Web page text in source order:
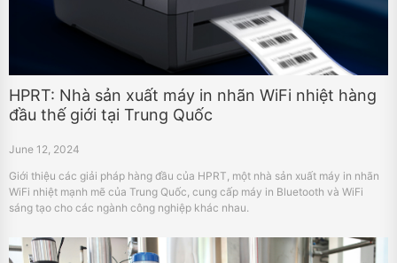
HPRT: Nhà sản xuất máy in nhãn WiFi nhiệt hàng
đầu thế giới tại Trung Quốc
June 12, 2024
Giới thiệu các giải pháp hàng đầu của HPRT, một nhà sản xuất máy in nhãn
WiFi nhiệt mạnh mẽ của Trung Quốc, cung cấp máy in Bluetooth và WiFi
sáng tạo cho các ngành công nghiệp khác nhau.